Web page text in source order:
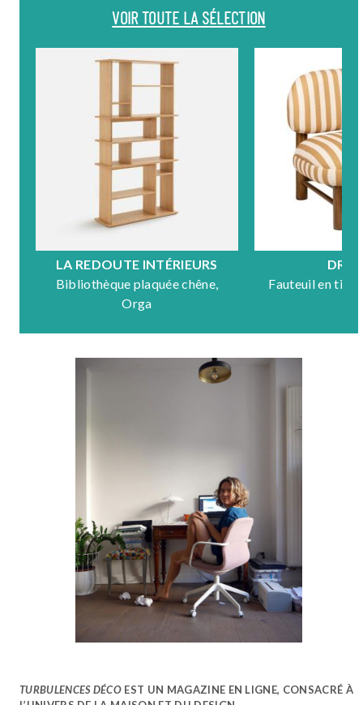
VOIR TOUTE LA SÉLECTION
LA REDOUTE INTÉRIEURS
Bibliothèque plaquée chêne,
Orga
Fauteuil en
TURBULENCES DÉCO EST UN MAGAZINE EN LIGNE, CONSACRÉ À